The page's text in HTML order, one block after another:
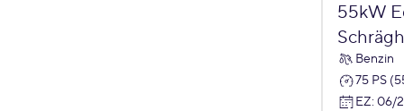
55kW
Benzin
75 PS
EZ: 06/